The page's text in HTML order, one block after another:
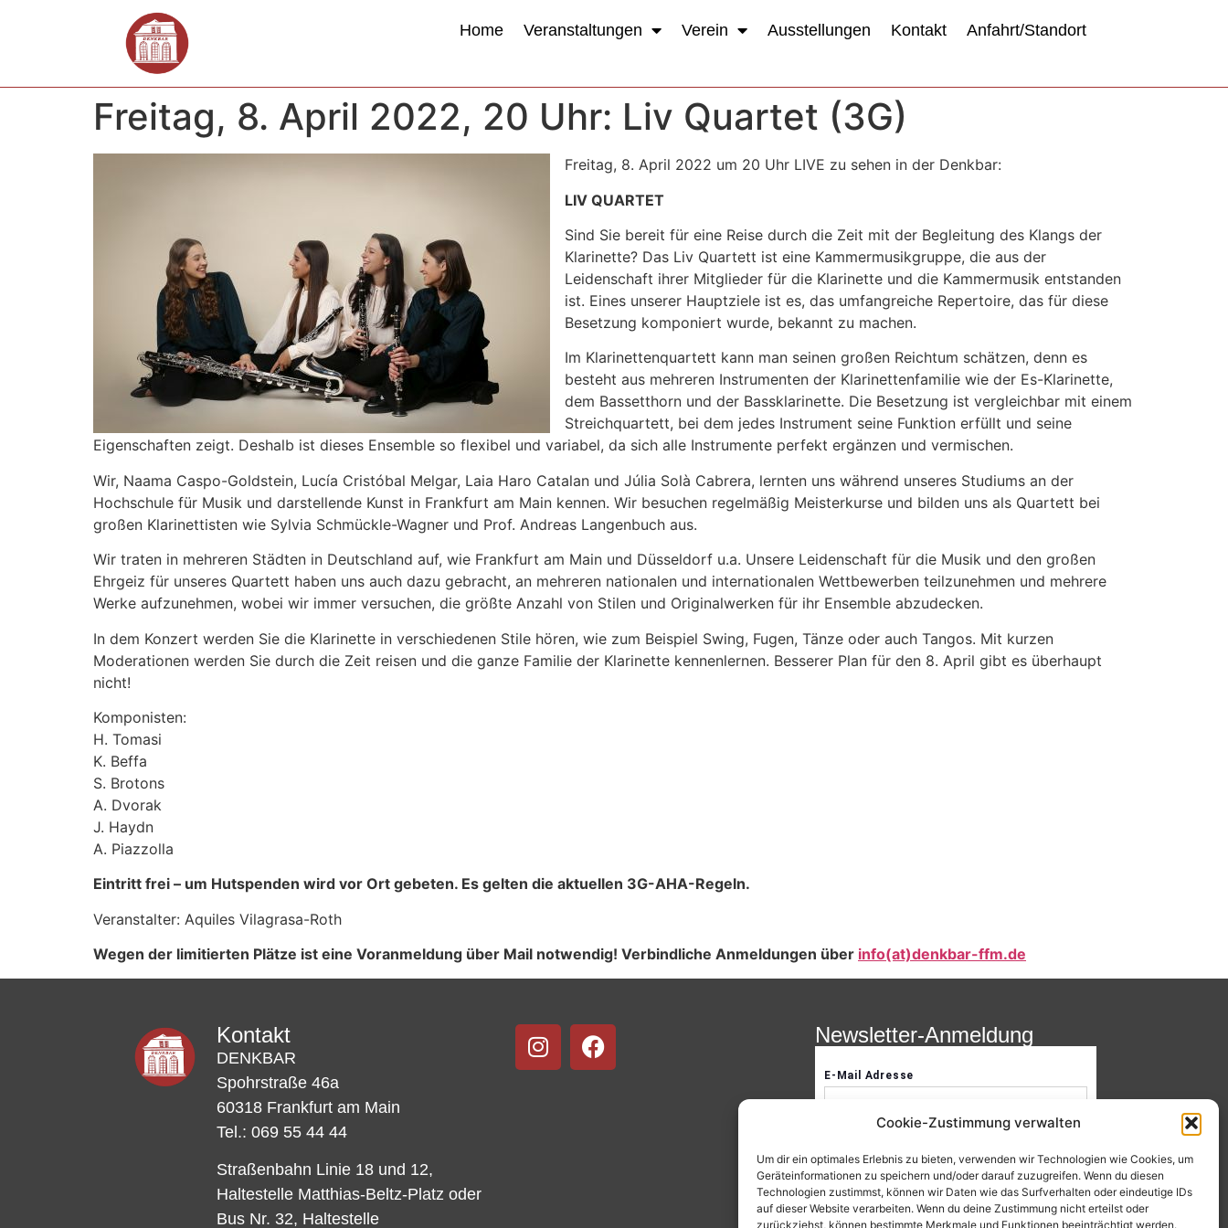
Cookie-Zustimmung verwalten
Um dir ein optimales Erlebnis zu bieten, verwenden wir Technologien wie Cookies, um
Geräteinformationen zu speichern und/oder darauf zuzugreifen. Wenn du diesen
Technologien zustimmst, können wir Daten wie das Surfverhalten oder eindeutige IDs
auf dieser Website verarbeiten. Wenn du deine Zustimmung nicht erteilst oder
zurückziehst, können bestimmte Merkmale und Funktionen beeinträchtigt werden.
Home Veranstaltungen Verein Ausstellungen Kontakt Anfahrt/Standort
Freitag, 8. April 2022, 20 Uhr: Liv Quartet (3G)
Freitag, 8. April 2022 um 20 Uhr LIVE zu sehen in der Denkbar:
LIV QUARTET
Sind Sie bereit für eine Reise durch die Zeit mit der Begleitung des Klangs der
Klarinette? Das Liv Quartett ist eine Kammermusikgruppe, die aus der
Leidenschaft ihrer Mitglieder für die Klarinette und die Kammermusik entstanden
ist. Eines unserer Hauptziele ist es, das umfangreiche Repertoire, das für diese
Besetzung komponiert wurde, bekannt zu machen.
Im Klarinettenquartett kann man seinen großen Reichtum schätzen, denn es
besteht aus mehreren Instrumenten der Klarinettenfamilie wie der Es-Klarinette,
dem Bassetthorn und der Bassklarinette. Die Besetzung ist vergleichbar mit einem
Streichquartett, bei dem jedes Instrument seine Funktion erfüllt und seine
Eigenschaften zeigt. Deshalb ist dieses Ensemble so flexibel und variabel, da sich alle Instrumente perfekt ergänzen und vermischen.
Wir, Naama Caspo-Goldstein, Lucía Cristóbal Melgar, Laia Haro Catalan und Júlia Solà Cabrera, lernten uns während unseres Studiums an der
Hochschule für Musik und darstellende Kunst in Frankfurt am Main kennen. Wir besuchen regelmäßig Meisterkurse und bilden uns als Quartett bei
großen Klarinettisten wie Sylvia Schmückle-Wagner und Prof. Andreas Langenbuch aus.
Wir traten in mehreren Städten in Deutschland auf, wie Frankfurt am Main und Düsseldorf u.a. Unsere Leidenschaft für die Musik und den großen
Ehrgeiz für unseres Quartett haben uns auch dazu gebracht, an mehreren nationalen und internationalen Wettbewerben teilzunehmen und mehrere
Werke aufzunehmen, wobei wir immer versuchen, die größte Anzahl von Stilen und Originalwerken für ihr Ensemble abzudecken.
In dem Konzert werden Sie die Klarinette in verschiedenen Stile hören, wie zum Beispiel Swing, Fugen, Tänze oder auch Tangos. Mit kurzen
Moderationen werden Sie durch die Zeit reisen und die ganze Familie der Klarinette kennenlernen. Besserer Plan für den 8. April gibt es überhaupt
nicht!
Komponisten:
H. Tomasi
K. Beffa
S. Brotons
A. Dvorak
J. Haydn
A. Piazzolla
Eintritt frei – um Hutspenden wird vor Ort gebeten. Es gelten die aktuellen 3G-AHA-Regeln.
Veranstalter: Aquiles Vilagrasa-Roth
Wegen der limitierten Plätze ist eine Voranmeldung über Mail notwendig! Verbindliche Anmeldungen über info(at)denkbar-ffm.de
Kontakt
DENKBAR
Spohrstraße 46a
60318 Frankfurt am Main
Tel.: 069 55 44 44
Straßenbahn Linie 18 und 12,
Haltestelle Matthias-Beltz-Platz oder
Bus Nr. 32, Haltestelle
Newsletter-Anmeldung